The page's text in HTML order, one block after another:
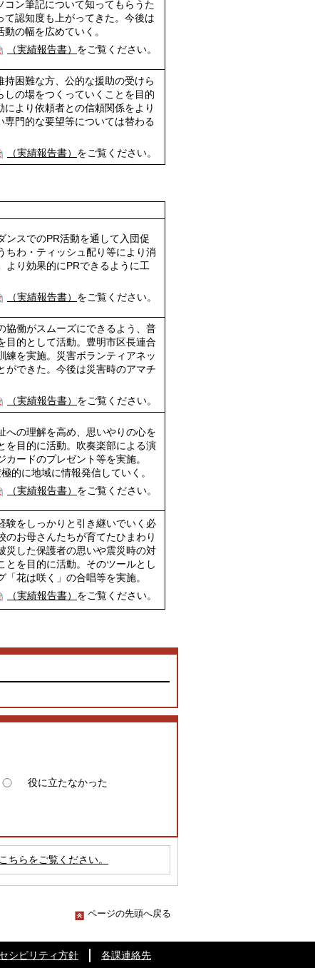
ン筆記について知ってもらうた
認知度も上がってきた。今後は
の幅を広めていく。
（実績報告書） をご覧ください。
困難な方、公的な援助の受けら
の場をつくっていくことを目的
より依頼者との信頼関係をより
門的な要望等については替わる
（実績報告書） をご覧ください。
ンスでのPR活動を通して入団促
ちわ・ティッシュ配り等により消
より効果的にPRできるように工
（実績報告書） をご覧ください。
協働がスムーズにできるよう、普
目的として活動。豊明市区長連合
練を実施。災害ボランティアネッ
ができた。今後は災害時のアマチ
（実績報告書） をご覧ください。
への理解を高め、思いやりの心を
を目的に活動。吹奏楽部による演
ードのプレゼント等を実施。
的に地域に情報発信していく。
（実績報告書） をご覧ください。
験をしっかりと引き継いでいく必
お母さんたちが育てたひまわり
災した保護者の思いや震災時の対
とを目的に活動。そのツールとし
花は咲く」の合唱等を実施。
（実績報告書） をご覧ください。
役に立たなかった
ちらをご覧ください。
ページの先頭へ戻る
シビリティ方針 各課連絡先